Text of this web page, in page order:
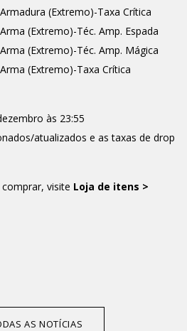
(Extremo)-Taxa Crítica
(Extremo)-Téc. Amp. Espada
(Extremo)-Téc. Amp. Mágica
(Extremo)-Taxa Crítica
às 23:55
atualizados e as taxas de drop
visite Loja de itens >
AS NOTÍCIAS